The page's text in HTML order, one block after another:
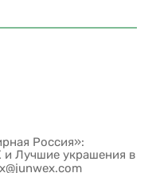
Россия»:
и Лучшие украшения в